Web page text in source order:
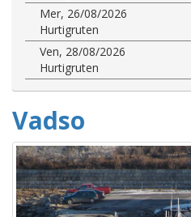
Mer, 26/08/2026
Hurtigruten
Ven, 28/08/2026
Hurtigruten
Vadso